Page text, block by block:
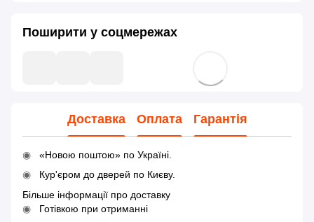
Поширити у соцмережах
Доставка Оплата Гарантія
«Новою поштою» по Україні.
Кур'єром до дверей по Києву.
Більше інформації про доставку
Готівкою при отриманні